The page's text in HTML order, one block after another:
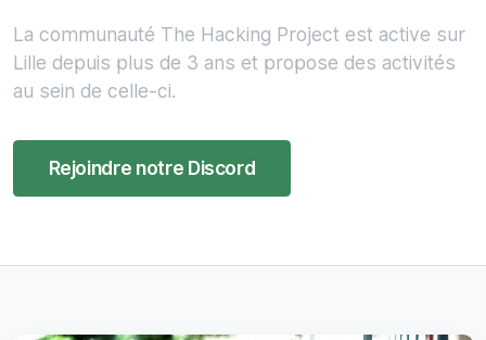
La communauté The Hacking Project est active sur
Lille depuis plus de 3 ans et propose des activités
au sein de celle-ci.
Rejoindre notre Discord